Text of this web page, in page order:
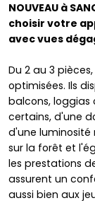
NOUVEAU à
choisir votre
avec vues
Du 2 au 3
optimisées. Ils
balcons, loggias
certains, d'une
d'une
sur la forêt et
les prestations
assurent un
aussi bien aux